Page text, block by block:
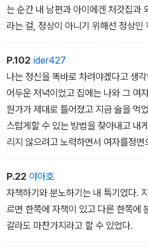
는 순간 내 남편과 아이에겐 처갓집과
라는 걸, 정상이 아니기 위해선 정상인
가 필요하다는 걸 나는 몰랐다. 결혼을
히 묶이리라는 걸몰랐다.
P.102 ider427
나는 정신을 똑바로 차려야겠다고 생
어두운 저녁이었고 집에는 나와 그 여
뭔가가 제대로 틀어졌고 지금 술을 먹
스럽게할 수 있는 방법을 찾아내고 내
리지 않으려고 노력하면서 여자를정
섞은 내 엄마보다 엄마의 사생활을 그
후지다고, 그런 눈빛으로 봤다. 실제로
는 기분이었다. 고작저런 여자와 십수
계가 한심했고 딸한테 이런 말을 듣게
했다.
P.22 야아호
자책하기와 분노하기는 내 특기였다.
르면 한쪽에 자책이 있고 다른 한쪽에
갈라도 마찬가지라고 할 수 있었다.